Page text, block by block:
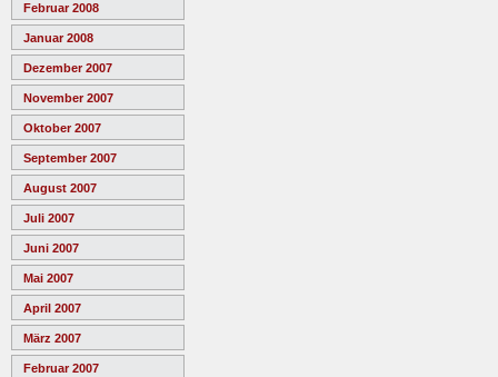
Februar 2008
Januar 2008
Dezember 2007
November 2007
Oktober 2007
September 2007
August 2007
Juli 2007
Juni 2007
Mai 2007
April 2007
März 2007
Februar 2007